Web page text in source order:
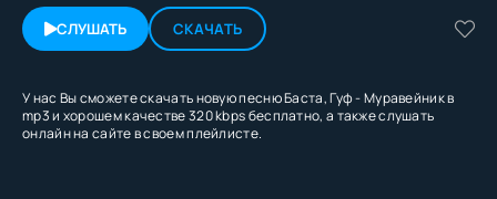
СЛУШАТЬ СКАЧАТЬ
У нас Вы сможете скачать новую песню Баста, Гуф - Муравейник в
mp3 и хорошем качестве 320 kbps бесплатно, а также слушать
онлайн на сайте в своем плейлисте.